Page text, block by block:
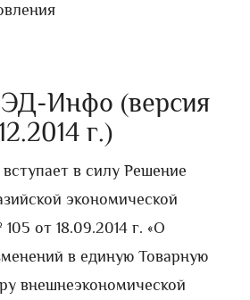
Инфо (версия
г.)
вступает в силу Решение
экономической
от 18.09.2014 г. «О
в единую Товарную
внешнеэкономической